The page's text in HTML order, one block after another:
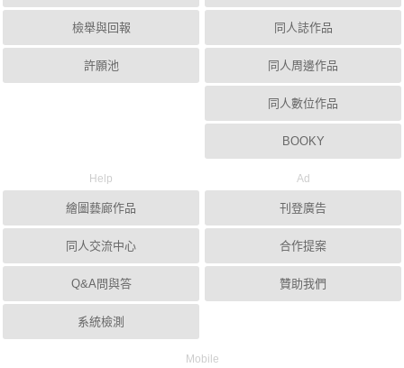
檢舉與回報
許願池
同人誌作品
同人周邊作品
同人數位作品
BOOKY
Help
繪圖藝廊作品
同人交流中心
Q&A問與答
系統檢測
Ad
刊登廣告
合作提案
贊助我們
Mobile